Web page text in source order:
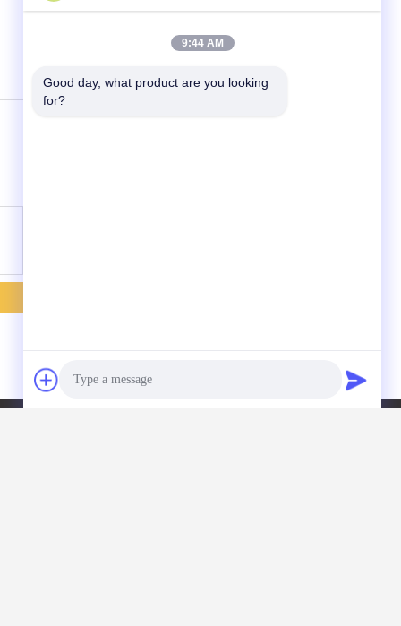
9:44 AM
Good day, what product are you looking
for?